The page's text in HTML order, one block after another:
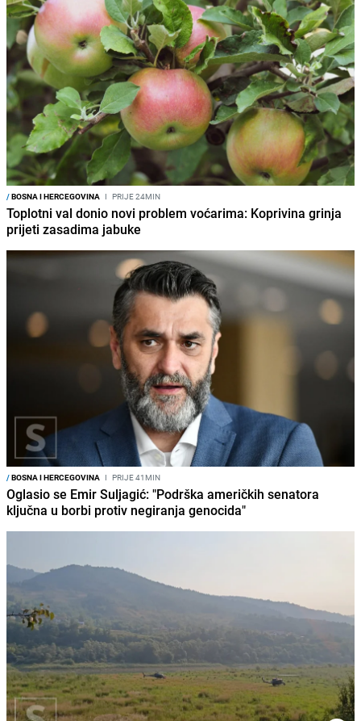
/BOSNA I HERCEGOVINA I PRIJE 24MIN
Toplotni val donio novi problem voćarima: Koprivina grinja
prijeti zasadima jabuke
/BOSNA I HERCEGOVINA I PRIJE 41MIN
Oglasio se Emir Suljagić: "Podrška američkih senatora
ključna u borbi protiv negiranja genocida"